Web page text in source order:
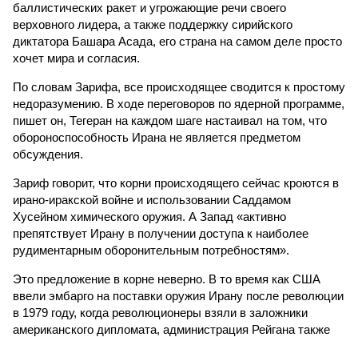
баллистических ракет и угрожающие речи своего
верховного лидера, а также поддержку сирийского
диктатора Башара Асада, его страна на самом деле просто
хочет мира и согласия.
По словам Зарифа, все происходящее сводится к простому
недоразумению. В ходе переговоров по ядерной программе,
пишет он, Тегеран на каждом шаге настаивал на том, что
обороноспособность Ирана не является предметом
обсуждения.
Зариф говорит, что корни происходящего сейчас кроются в
ирано-иракской войне и использовании Саддамом
Хусейном химического оружия. А Запад «активно
препятствует Ирану в получении доступа к наиболее
рудиментарным оборонительным потребностям».
Это предложение в корне неверно. В то время как США
ввели эмбарго на поставки оружия Ирану после революции
в 1979 году, когда революционеры взяли в заложники
американского дипломата, администрация Рейгана также